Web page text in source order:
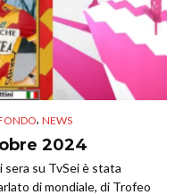
, NEWS
2024
sera su TvSei è stata
di mondiale, di Trofeo